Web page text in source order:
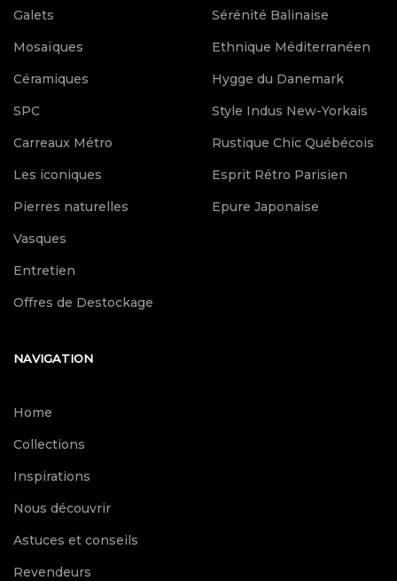
Galets
Mosaïques
Céramiques
SPC
Carreaux Métro
Les iconiques
Pierres naturelles
Vasques
Entretien
Offres de Destockage
Sérénité Balinaise
Ethnique Méditerranéen
Hygge du Danemark
Style Indus New-Yorkais
Rustique Chic Québécois
Esprit Rétro Parisien
Epure Japonaise
NAVIGATION
Home
Collections
Inspirations
Nous découvrir
Astuces et conseils
Revendeurs